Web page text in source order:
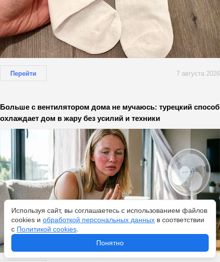
Перейти 7 августа 2026
Больше с вентилятором дома не мучаюсь: турецкий способ
охлаждает дом в жару без усилий и техники
Используя сайт, вы соглашаетесь с использованием файлов
cookies и обработкой персональных данных в соответствии
с Политикой cookies
Понятно